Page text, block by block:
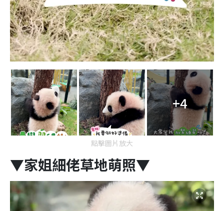
+4
點擊圖片放大
▼家姐細佬草地萌照▼